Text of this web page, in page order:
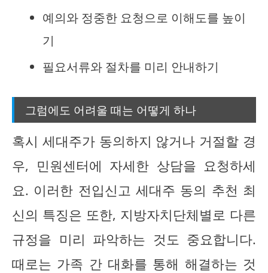
예의와 정중한 요청으로 이해도를 높이
기
필요서류와 절차를 미리 안내하기
그럼에도 어려울 때는 어떻게 하나
혹시 세대주가 동의하지 않거나 거절할 경
우, 민원센터에 자세한 상담을 요청하세
요. 이러한 전입신고 세대주 동의 추천 최
신의 특징은 또한, 지방자치단체별로 다른
규정을 미리 파악하는 것도 중요합니다.
때로는 가족 간 대화를 통해 해결하는 것